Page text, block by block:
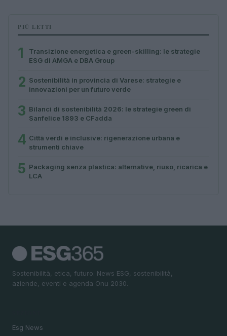
PIÙ LETTI
1
Transizione energetica e green-skilling: le strategie
ESG di AMGA e DBA Group
2 Sostenibilità in provincia di Varese: strategie e
innovazioni per un futuro verde
3 Bilanci di sostenibilità 2026: le strategie green di
Sanfelice 1893 e CFadda
4 Città verdi e inclusive: rigenerazione urbana e
strumenti chiave
5 Packaging senza plastica: alternative, riuso, ricarica e
LCA
Sostenibilità, etica, futuro. News ESG, sostenibilità,
aziende, eventi e agenda Onu 2030.
Esg News